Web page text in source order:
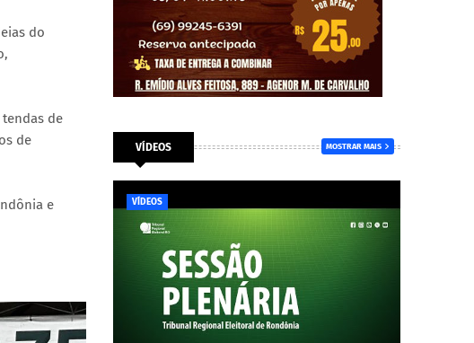
do
de
de
e
VÍDEOS MOSTRAR MAIS
VÍDEOS